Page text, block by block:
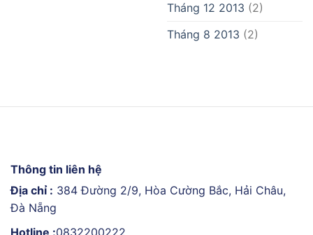
Tháng 12 2013 (2)
Tháng 8 2013 (2)
Thông tin liên hệ
Địa chỉ : 384 Đường 2/9, Hòa Cường Bắc, Hải Châu,
Đà Nẵng
Hotline :0832200222